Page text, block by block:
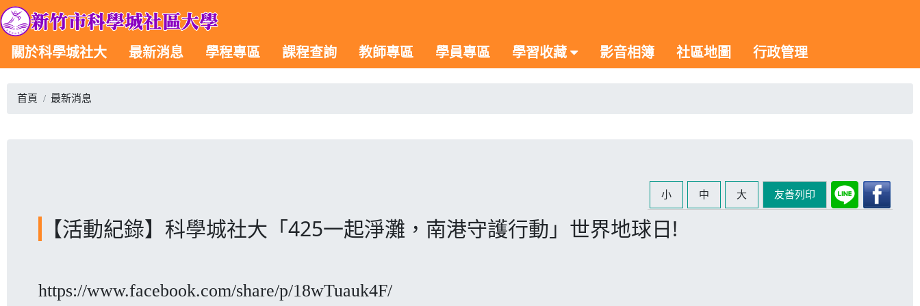
關於科學城社大 最新消息 學程專區 課程查詢 教師專區 學員專區 學習收藏 影音相簿 社區地圖 行政管理
首頁 最新消息
小 中 大 友善列印
【活動紀錄】科學城社大「425一起淨灘，南港守護行動」世界地球日!
https://www.facebook.com/share/p/18wTuauk4F/